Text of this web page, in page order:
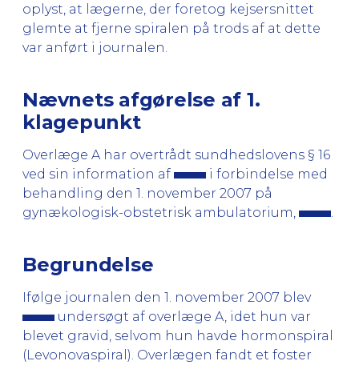
oplyst, at lægerne, der foretog kejsersnittet
glemte at fjerne spiralen på trods af at dette
var anført i journalen.
Nævnets afgørelse af 1.
klagepunkt
Overlæge A har overtrådt sundhedslovens § 16
ved sin information af
i forbindelse med
behandling den 1. november 2007 på
gynækologisk-obstetrisk ambulatorium,
Begrundelse
Ifølge journalen den 1. november 2007 blev
undersøgt af overlæge A, idet hun var
blevet gravid, selvom hun havde hormonspiral
(Levonovaspiral). Overlægen fandt et foster